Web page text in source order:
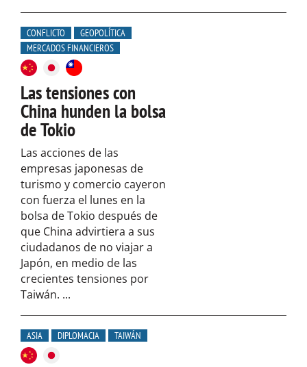
CONFLICTO
GEOPOLÍTICA
MERCADOS FINANCIEROS
Las tensiones con
China hunden la bolsa
de Tokio
Las acciones de las
empresas japonesas de
turismo y comercio cayeron
con fuerza el lunes en la
bolsa de Tokio después de
que China advirtiera a sus
ciudadanos de no viajar a
Japón, en medio de las
crecientes tensiones por
Taiwán. ...
ASIA DIPLOMACIA TAIWÁN